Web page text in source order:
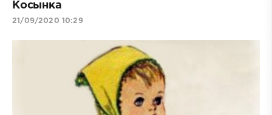
Косынка
21/09/2020 10:29